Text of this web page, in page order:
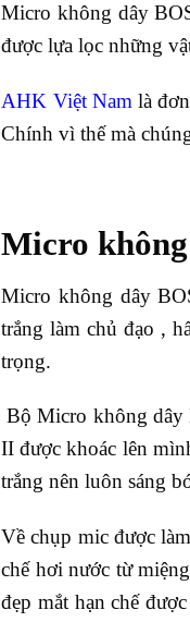
Micro không dây
được lựa lọc những
AHK Việt Nam là
Chính vì thế mà
Micro
Micro không dây
trắng làm chủ đạo ,
trọng.
Bộ Micro không dây
II được khoác lên
trắng nên luôn sáng
Về chụp mic được
chế hơi nước từ
đẹp mắt hạn chế